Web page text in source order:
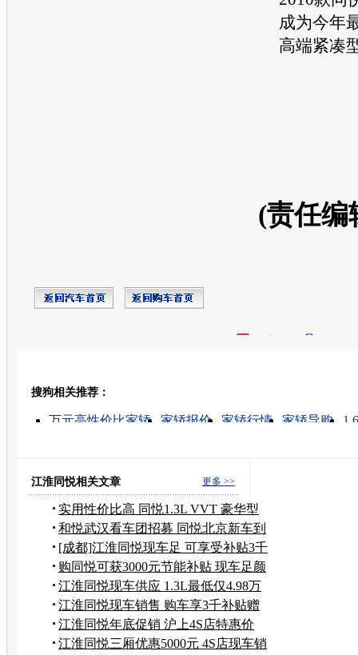
成为今年
高端紧凑
(责任编
搜狗相关推荐：
万元高性价比家轿 家轿报价 家轿行情 家轿导购
更多 >>
江淮同悦相关文章
实用性价比高 同悦1.3L VVT 豪华型
和悦武汉看车团招募 同悦北京新车到
店
[成都]江淮同悦现车足 可享受补贴3千
元
购同悦可获3000元节能补贴 现车足颜
色多
江淮同悦现车供应 1.3L最低仅4.98万
起售
江淮同悦现车销售 购车享3千补贴赠
导航
江淮同悦年底促销 沪上4S店特惠价
4.18万
江淮同悦三厢优惠5000元 4S店现车销